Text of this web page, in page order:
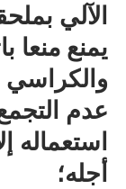
الآلي
يمنع منعا
والكراسي
عدم
استعماله
أجله؛